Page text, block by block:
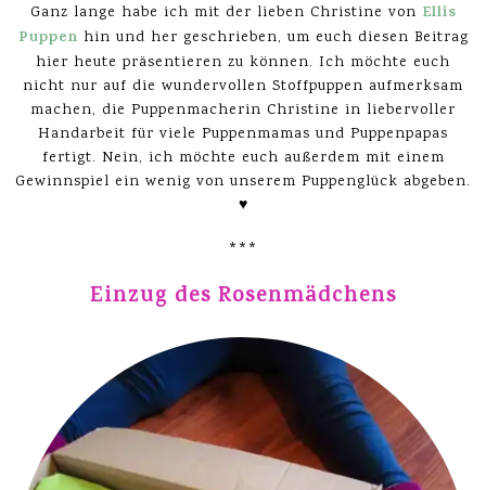
Ganz lange habe ich mit der lieben Christine von Ellis
Puppen hin und her geschrieben, um euch diesen Beitrag
hier heute präsentieren zu können. Ich möchte euch
nicht nur auf die wundervollen Stoffpuppen aufmerksam
machen, die Puppenmacherin Christine in liebervoller
Handarbeit für viele Puppenmamas und Puppenpapas
fertigt. Nein, ich möchte euch außerdem mit einem
Gewinnspiel ein wenig von unserem Puppenglück abgeben.
♥
***
Einzug des Rosenmädchens